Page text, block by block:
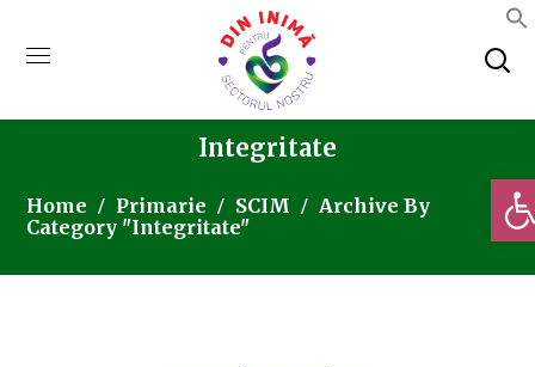
Integritate
Home Primarie SCIM
Archive By
Category "Integritate"